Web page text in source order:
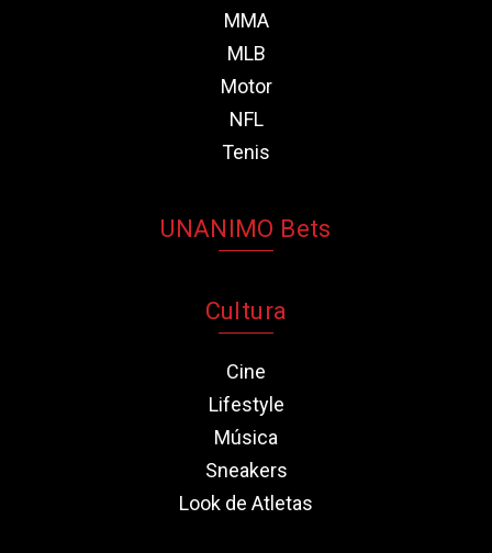
MMA
MLB
Motor
NFL
Tenis
UNANIMO Bets
Cultura
Cine
Lifestyle
Música
Sneakers
Look de Atletas